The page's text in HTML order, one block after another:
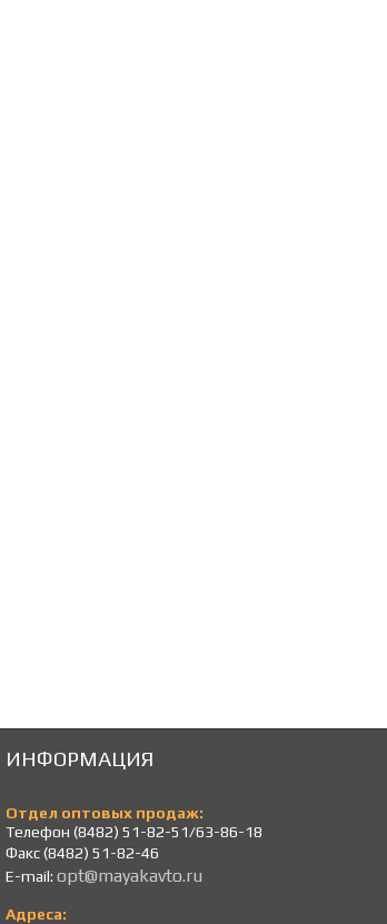
ИНФОРМАЦИЯ
Отдел оптовых продаж:
Телефон (8482) 51-82-51/63-86-18
Факс (8482) 51-82-46
E-mail: opt@mayakavto.ru
Адреса: